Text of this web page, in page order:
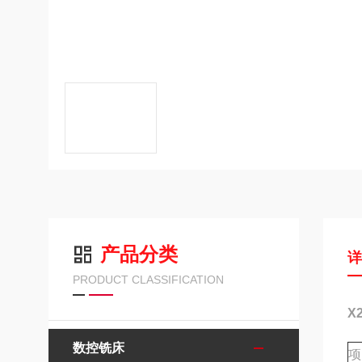
产品分类
PRODUCT CLASSIFICATION
数控铣床